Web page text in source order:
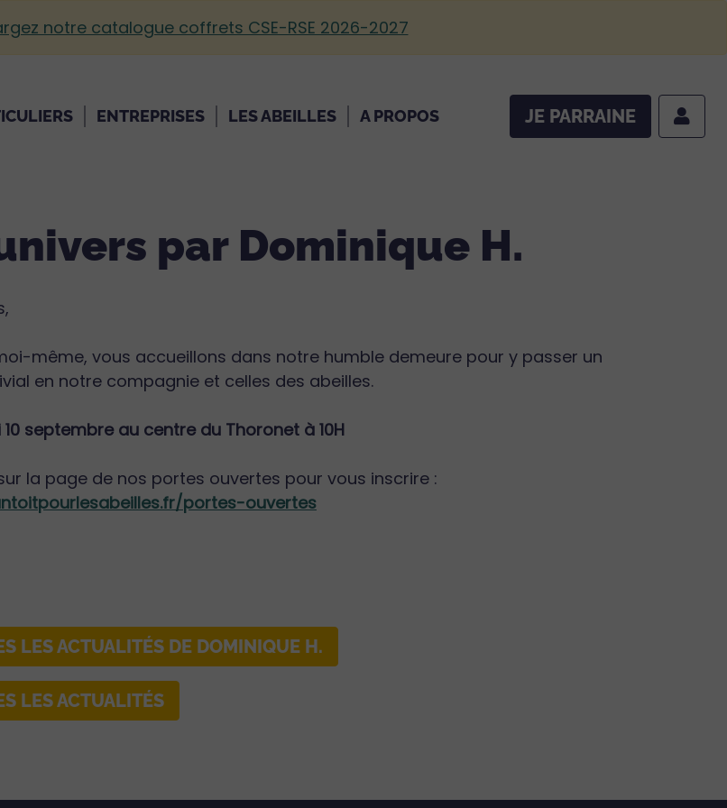
notre catalogue coffrets CSE-RSE 2026-2027
ENTREPRISES LES ABEILLES A PROPOS JE PARRAINE
par Dominique H.
même, vous accueillons dans notre humble demeure pour y passer un
en notre compagnie et celles des abeilles.
10 septembre au centre du Thoronet à 10H
la page de nos portes ouvertes pour vous inscrire :
portes-ouvertes
LES ACTUALITÉS DE DOMINIQUE H.
LES ACTUALITÉS